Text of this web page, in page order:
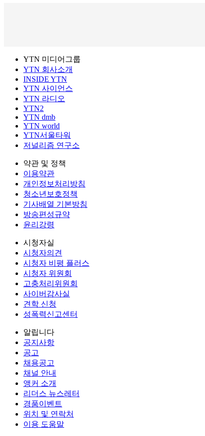
YTN 미디어그룹
YTN 회사소개
INSIDE YTN
YTN 사이언스
YTN 라디오
YTN2
YTN dmb
YTN world
YTN서울타워
저널리즘 연구소
약관 및 정책
이용약관
개인정보처리방침
청소년보호정책
기사배열 기본방침
방송편성규약
윤리강령
시청자실
시청자의견
시청자 비평 플러스
시청자 위원회
고충처리위원회
사이버감사실
견학 신청
성폭력신고센터
알립니다
공지사항
공고
채용공고
채널 안내
앵커 소개
리더스 뉴스레터
경품이벤트
위치 및 연락처
이용 도움말